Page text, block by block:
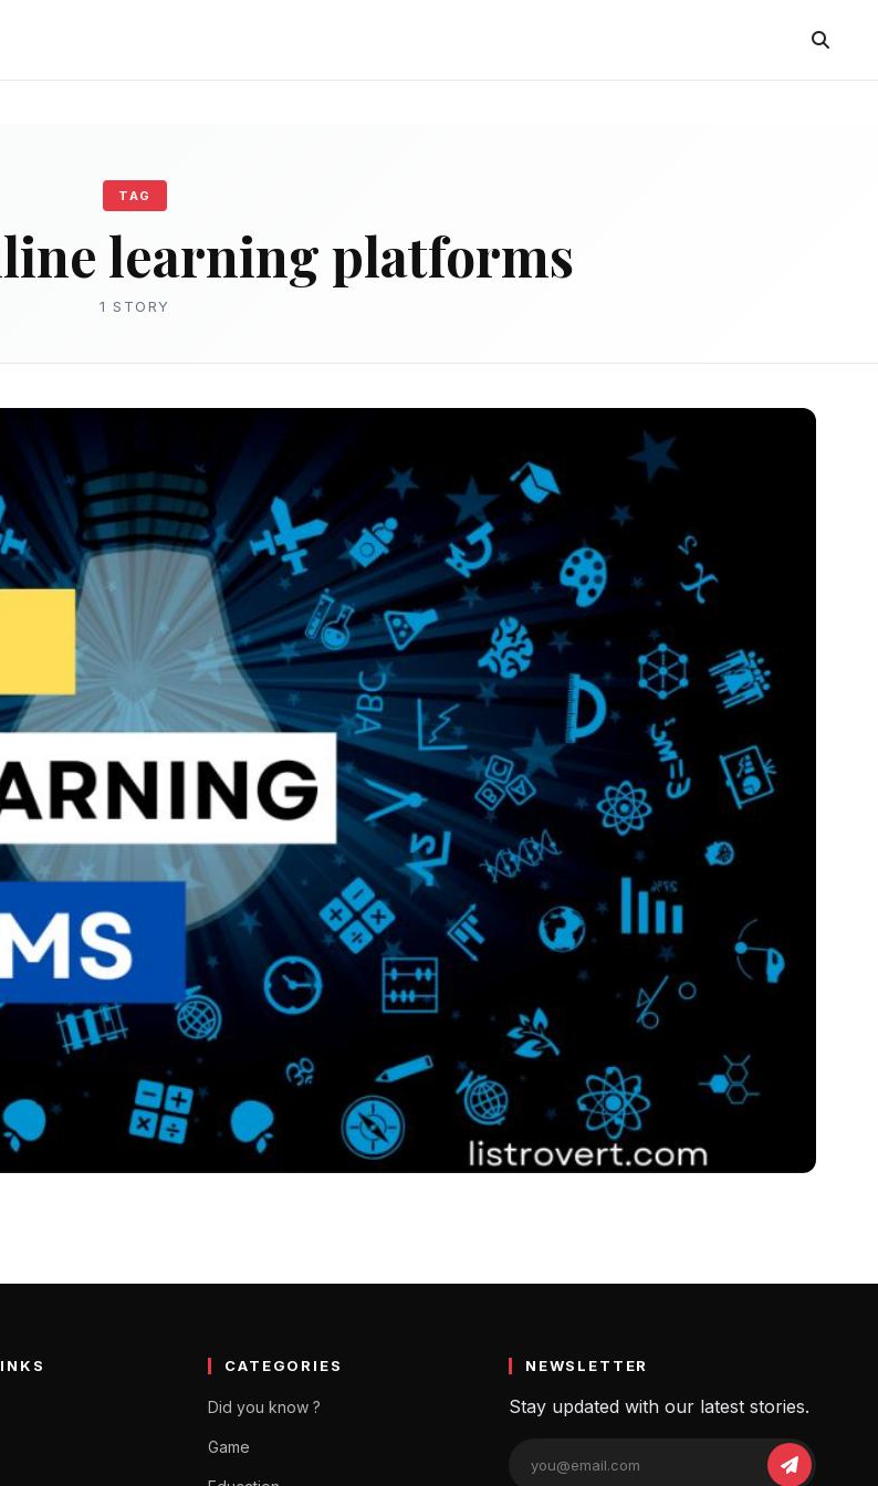
TAG
learning platforms
1 STORY
CATEGORIES
Did you know ?
Game
NEWSLETTER
Stay updated with our latest stories.